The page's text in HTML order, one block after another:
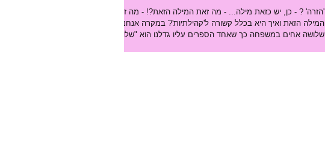
'הזרה' ? - כן, יש כזאת מילה... - מה זאת המילה הזאת?! - מה זאת
המילה הזאת ואיך היא בכלל קשורה ל'קהילתיות'? במקרה אנחנו
שלושה אחים במשפחה כך שאחד הספרים עליו גדלנו הוא "שלושת